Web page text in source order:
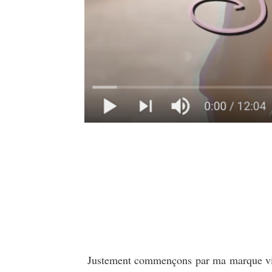
Justement commençons par ma marque